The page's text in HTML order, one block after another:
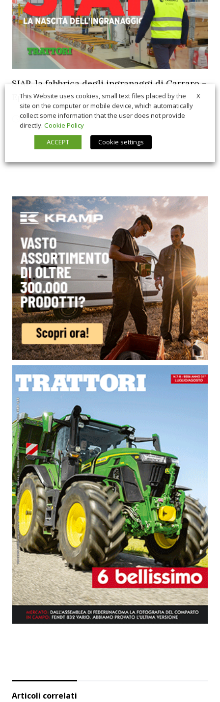
SIAP, la fabbrica degli ingranaggi di Carraro –
Ep.2
07/21/2026 In Vetrina,Interviste
Articoli correlati
X
This Website uses cookies, small text files placed by the
site on the computer or mobile device, which automatically
collect some information that the user does not provide
directly. Cookie Policy
ACCEPT
Cookie settings